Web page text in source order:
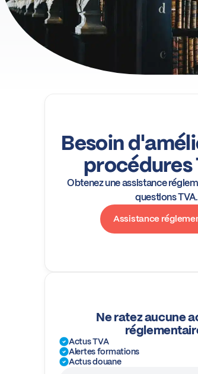
Besoin
procédures
Obtenez une assistance
questions TVA.
Assistance
Ne ratez aucune
Actus TVA
Alertes formations
Actus douane